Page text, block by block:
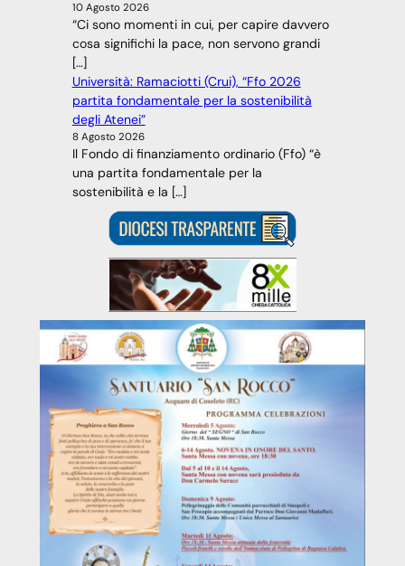
10 Agosto 2026
“Ci sono momenti in cui, per capire davvero
cosa significhi la pace, non servono grandi
[…]
Università: Ramaciotti (Crui), “Ffo 2026
partita fondamentale per la sostenibilità
degli Atenei”
8 Agosto 2026
Il Fondo di finanziamento ordinario (Ffo) “è
una partita fondamentale per la
sostenibilità e la […]